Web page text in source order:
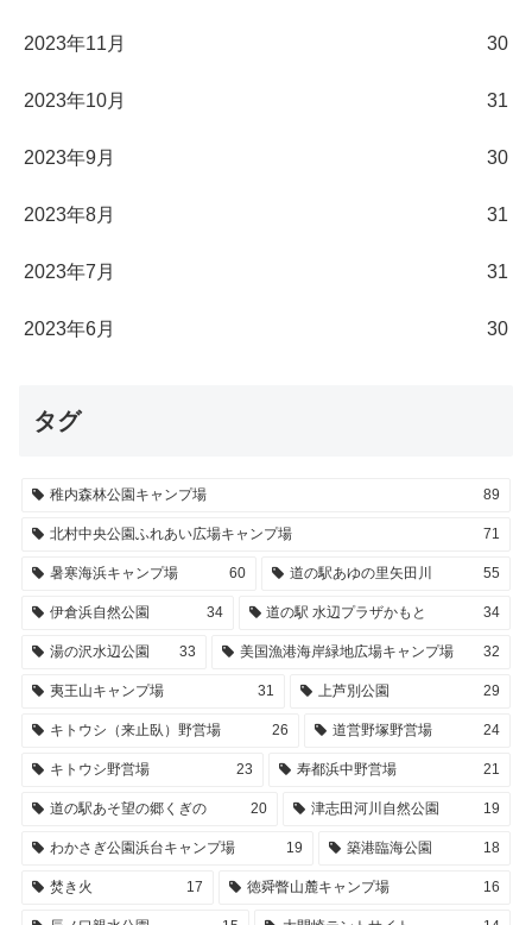
2023年11月 30
2023年10月 31
2023年9月 30
2023年8月 31
2023年7月 31
2023年6月 30
タグ
稚内森林公園キャンプ場 89
北村中央公園ふれあい広場キャンプ場 71
暑寒海浜キャンプ場 60 道の駅あゆの里矢田川 55
伊倉浜自然公園 34 道の駅 水辺プラザかもと 34
湯の沢水辺公園 33 美国漁港海岸緑地広場キャンプ場 32
夷王山キャンプ場 31 上芦別公園 29
キトウシ（来止臥）野営場 26 道営野塚野営場 24
キトウシ野営場 23 寿都浜中野営場 21
道の駅あそ望の郷くぎの 20 津志田河川自然公園 19
わかさぎ公園浜台キャンプ場 19 築港臨海公園 18
焚き火 17 徳舜瞥山麓キャンプ場 16